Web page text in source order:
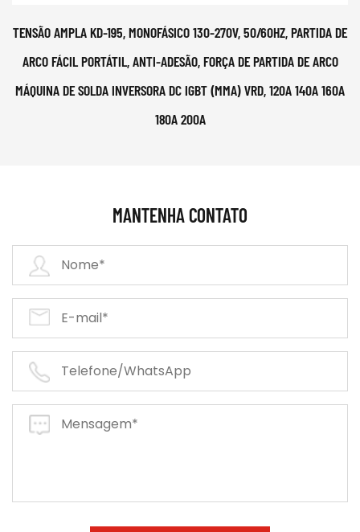
TENSÃO AMPLA KD-195, MONOFÁSICO 130-270V, 50/60HZ, PARTIDA DE
ARCO FÁCIL PORTÁTIL, ANTI-ADESÃO, FORÇA DE PARTIDA DE ARCO
MÁQUINA DE SOLDA INVERSORA DC IGBT (MMA) VRD, 120A 140A 160A
180A 200A
MANTENHA CONTATO